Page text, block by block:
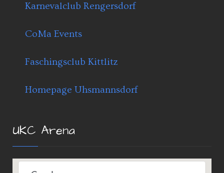
Karnevalclub Rengersdorf
CoMa Events
Faschingsclub Kittlitz
Homepage Uhsmannsdorf
UKC Arena